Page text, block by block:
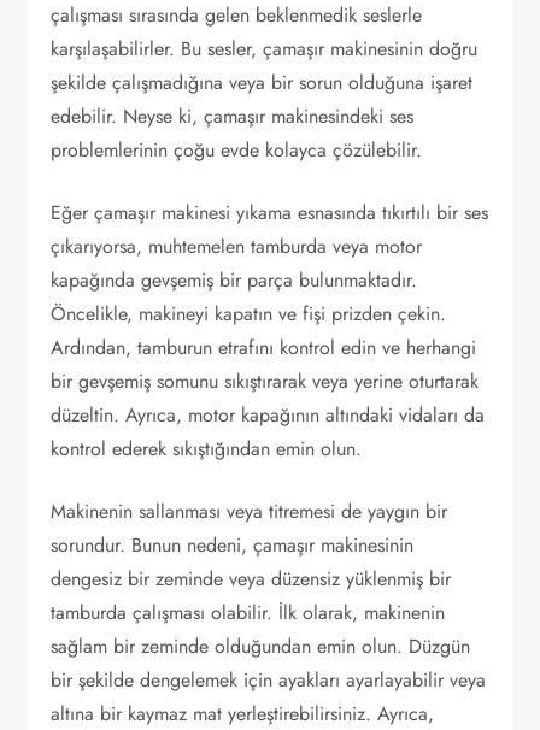
çalışması sırasında gelen beklenmedik seslerle
karşılaşabilirler. Bu sesler, çamaşır makinesinin doğru
şekilde çalışmadığına veya bir sorun olduğuna işaret
edebilir. Neyse ki, çamaşır makinesindeki ses
problemlerinin çoğu evde kolayca çözülebilir.
Eğer çamaşır makinesi yıkama esnasında tıkırtılı bir ses
çıkarıyorsa, muhtemelen tamburda veya motor
kapağında gevşemiş bir parça bulunmaktadır.
Öncelikle, makineyi kapatın ve fişi prizden çekin.
Ardından, tamburun etrafını kontrol edin ve herhangi
bir gevşemiş somunu sıkıştırarak veya yerine oturtarak
düzeltin. Ayrıca, motor kapağının altındaki vidaları da
kontrol ederek sıkıştığından emin olun.
Makinenin sallanması veya titremesi de yaygın bir
sorundur. Bunun nedeni, çamaşır makinesinin
dengesiz bir zeminde veya düzensiz yüklenmiş bir
tamburda çalışması olabilir. İlk olarak, makinenin
sağlam bir zeminde olduğundan emin olun. Düzgün
bir şekilde dengelemek için ayakları ayarlayabilir veya
altına bir kaymaz mat yerleştirebilirsiniz. Ayrıca,